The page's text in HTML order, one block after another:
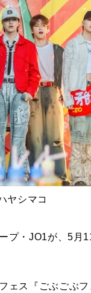
ヤシマコ
プ・JO1が、5月
ェス『ごぶごぶ